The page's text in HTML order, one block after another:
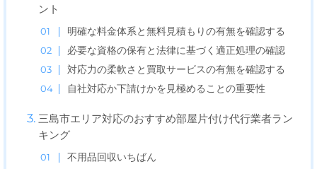
ント
明確な料金体系と無料見積もりの有無を確認する
必要な資格の保有と法律に基づく適正処理の確認
対応力の柔軟さと買取サービスの有無を確認する
自社対応か下請けかを見極めることの重要性
三島市エリア対応のおすすめ部屋片付け代行業者ラン
キング
不用品回収いちばん